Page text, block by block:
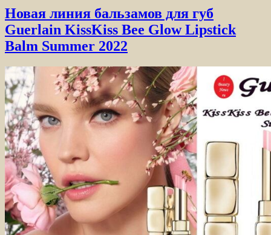
Новая линия бальзамов для губ
Guerlain KissKiss Bee Glow Lipstick
Balm Summer 2022